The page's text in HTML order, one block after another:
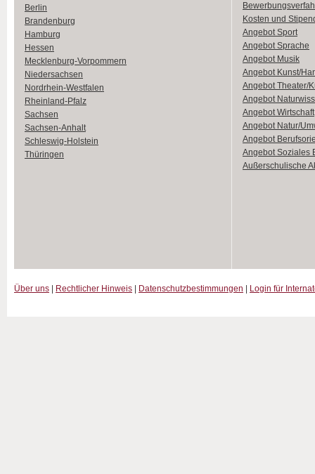
Berlin
Brandenburg
Hamburg
Hessen
Mecklenburg-Vorpommern
Niedersachsen
Nordrhein-Westfalen
Rheinland-Pfalz
Sachsen
Sachsen-Anhalt
Schleswig-Holstein
Thüringen
Kosten und
Angebot Sport
Angebot Sprache
Angebot Musik
Angebot Kunst/
Angebot Theater/
Angebot
Angebot Wirtschaft
Angebot Natur/
Angebot
Angebot Soziales
Außerschulische
Über uns Rechtlicher Hinweis Datenschutzbestimmungen Login für